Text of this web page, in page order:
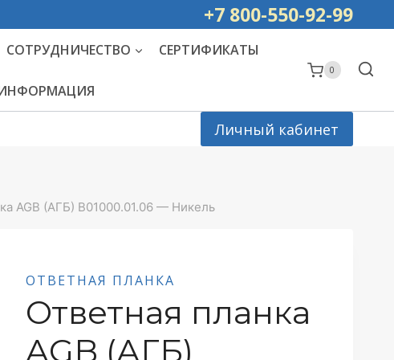
РОССИИ +7 800-550-92-99
СОТРУДНИЧЕСТВО СЕРТИФИКАТЫ
ИНФОРМАЦИЯ
0
Личный кабинет
AGB (АГБ) B01000.01.06 — Никель
ОТВЕТНАЯ ПЛАНКА
Ответная планка
AGB (АГБ)